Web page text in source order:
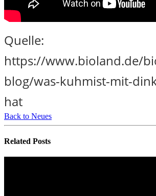
Quelle:
https://www.bioland.de/
blog/was-kuhmist-mit-
hat
Back to Neues
Related Posts